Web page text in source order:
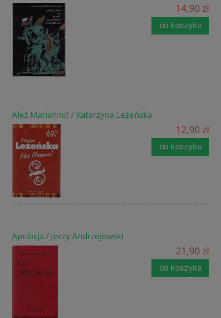
14,90 zł
do koszyka
Ależ Marianno! / Katarzyna Leżeńska
12,90 zł
do koszyka
Apelacja / Jerzy Andrzejewski
21,90 zł
do koszyka